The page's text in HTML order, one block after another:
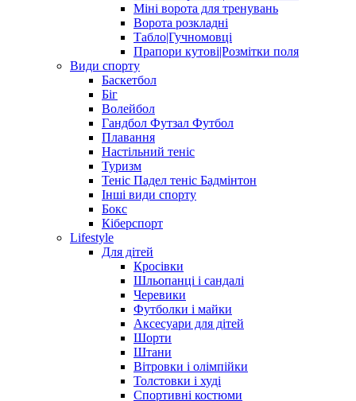
Міні ворота для тренувань
Ворота розкладні
Табло|Гучномовці
Прапори кутові|Розмітки поля
Види спорту
Баскетбол
Біг
Волейбол
Гандбол Футзал Футбол
Плавання
Настільний теніс
Туризм
Теніс Падел теніс Бадмінтон
Інші види спорту
Бокс
Кіберспорт
Lifestyle
Для дітей
Кросівки
Шльопанці і сандалі
Черевики
Футболки і майки
Аксесуари для дітей
Шорти
Штани
Вітровки і олімпійки
Толстовки і худі
Спортивні костюми